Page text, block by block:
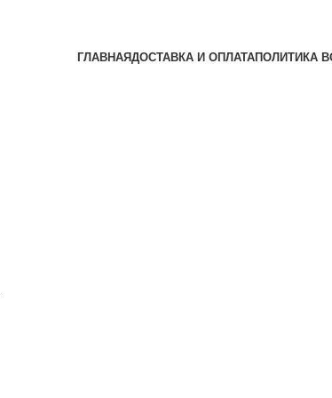
ГЛАВНАЯДОСТАВКА И ОПЛАТАПОЛИТИКА